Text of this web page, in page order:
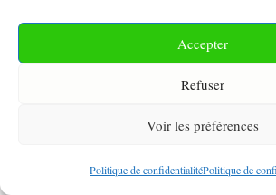
Accepter
Refuser
Voir les préférences
Politique de confidentialitéPolitique de
France,Front de Libération de l’État
Forces armées cabindaises,Fukushima
Global Gateway,Grande-
jeux en ligne,JGE,Jiangsu